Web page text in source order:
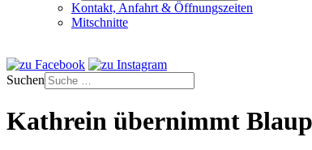
Kontakt, Anfahrt & Öffnungszeiten
Mitschnitte
Suchen
Kathrein übernimmt